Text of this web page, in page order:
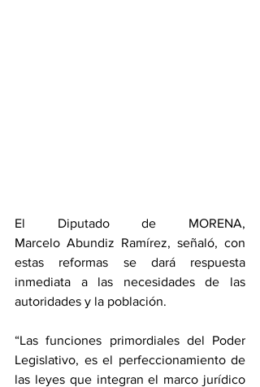
El Diputado de MORENA,
Marcelo Abundiz Ramírez, señaló, con
estas reformas se dará respuesta
inmediata a las necesidades de las
autoridades y la población.
“Las funciones primordiales del Poder
Legislativo, es el perfeccionamiento de
las leyes que integran el marco jurídico